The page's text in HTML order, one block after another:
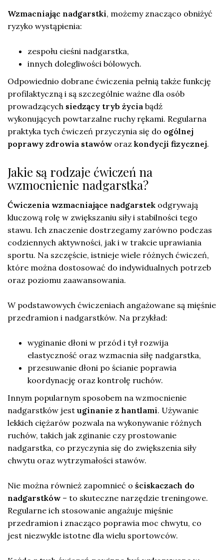
Wzmacniając nadgarstki, możemy znacząco obniżyć
ryzyko wystąpienia:
zespołu cieśni nadgarstka,
innych dolegliwości bólowych.
Odpowiednio dobrane ćwiczenia pełnią także funkcję
profilaktyczną i są szczególnie ważne dla osób
prowadzących siedzący tryb życia bądź
wykonujących powtarzalne ruchy rękami. Regularna
praktyka tych ćwiczeń przyczynia się do ogólnej
poprawy zdrowia stawów oraz kondycji fizycznej.
Jakie są rodzaje ćwiczeń na
wzmocnienie nadgarstka?
Ćwiczenia wzmacniające nadgarstek odgrywają
kluczową rolę w zwiększaniu siły i stabilności tego
stawu. Ich znaczenie dostrzegamy zarówno podczas
codziennych aktywności, jak i w trakcie uprawiania
sportu. Na szczęście, istnieje wiele różnych ćwiczeń,
które można dostosować do indywidualnych potrzeb
oraz poziomu zaawansowania.
W podstawowych ćwiczeniach angażowane są mięśnie
przedramion i nadgarstków. Na przykład:
wyginanie dłoni w przód i tył rozwija
elastyczność oraz wzmacnia siłę nadgarstka,
przesuwanie dłoni po ścianie poprawia
koordynację oraz kontrolę ruchów.
Innym popularnym sposobem na wzmocnienie
nadgarstków jest uginanie z hantlami. Używanie
lekkich ciężarów pozwala na wykonywanie różnych
ruchów, takich jak zginanie czy prostowanie
nadgarstka, co przyczynia się do zwiększenia siły
chwytu oraz wytrzymałości stawów.
Nie można również zapomnieć o ściskaczach do
nadgarstków – to skuteczne narzędzie treningowe.
Regularne ich stosowanie angażuje mięśnie
przedramion i znacząco poprawia moc chwytu, co
jest niezwykle istotne dla wielu sportowców.